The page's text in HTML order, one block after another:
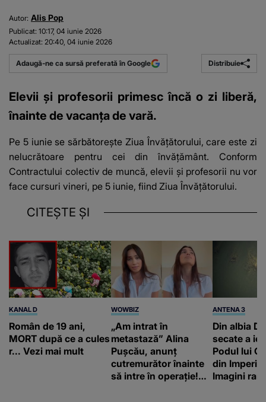
Autor: Alis Pop
Publicat: 10:17, 04 iunie 2026
Actualizat: 20:40, 04 iunie 2026
Adaugă-ne ca sursă preferată în Google Distribuie
Elevii și profesorii primesc încă o zi liberă,
înainte de vacanța de vară.
Pe 5 iunie se sărbătorește Ziua Învățătorului, care este zi
nelucrătoare pentru cei din învățământ. Conform
Contractului colectiv de muncă, elevii și profesorii nu vor
face cursuri vineri, pe 5 iunie, fiind Ziua Învățătorului.
CITEȘTE ȘI
KANAL D
Român de 19 ani,
MORT după ce a cules
r... Vezi mai mult
WOWBIZ
„Am intrat în
metastază” Alina
Pușcău, anunț
cutremurător înainte
să intre în operație!
ANTENA 3
Din albia
secate a
Podul lui
din
Imagini